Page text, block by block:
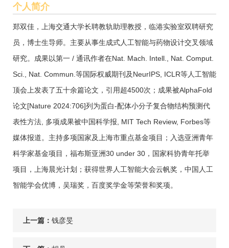
个人简介
郑双佳，上海交通大学长聘教轨助理教授，临港实验室双聘研究
员，博士生导师。主要从事生成式人工智能与药物设计交叉领域
研究。成果以第一 / 通讯作者在Nat. Mach. Intell., Nat. Comput.
Sci., Nat. Commun.等国际权威期刊及NeurIPS, ICLR等人工智能
顶会上发表了五十余篇论文，引用超4500次；成果被AlphaFold
论文[Nature 2024:706]列为蛋白-配体小分子复合物结构预测代
表性方法, 多项成果被中国科学报, MIT Tech Review, Forbes等
媒体报道。主持多项国家及上海市重点基金项目；入选亚洲青年
科学家基金项目，福布斯亚洲30 under 30，国家科协青年托举
项目，上海晨光计划；获得世界人工智能大会云帆奖，中国人工
智能学会优博，吴瑞奖，百度奖学金等荣誉和奖项。
上一篇： 钱彦旻